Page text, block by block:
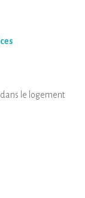
le logement